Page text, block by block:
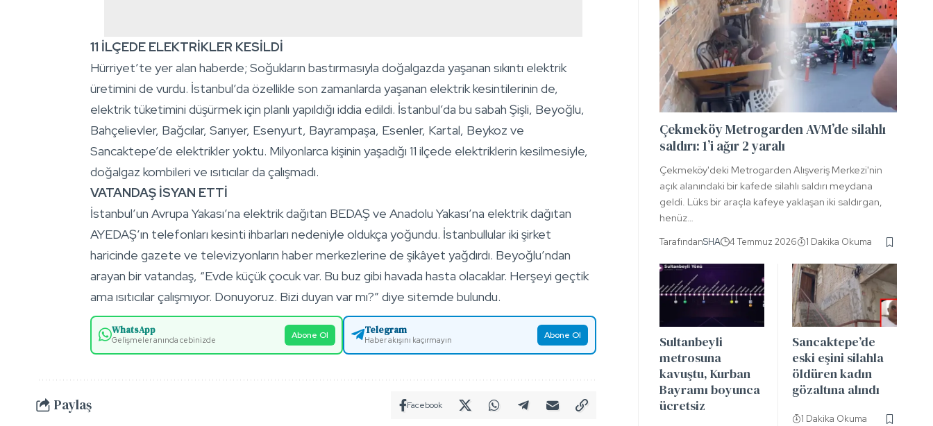
11 İLÇEDE ELEKTRİKLER KESİLDİ
Hürriyet’te yer alan haberde; Soğukların bastırmasıyla doğalgazda yaşanan sıkıntı elektrik
üretimini de vurdu. İstanbul’da özellikle son zamanlarda yaşanan elektrik kesintilerinin de,
elektrik tüketimini düşürmek için planlı yapıldığı iddia edildi. İstanbul’da bu sabah Şişli, Beyoğlu,
Bahçelievler, Bağcılar, Sarıyer, Esenyurt, Bayrampaşa, Esenler, Kartal, Beykoz ve
Sancaktepe’de elektrikler yoktu. Milyonlarca kişinin yaşadığı 11 ilçede elektriklerin kesilmesiyle,
doğalgaz kombileri ve ısıtıcılar da çalışmadı.
VATANDAŞ İSYAN ETTİ
İstanbul’un Avrupa Yakası’na elektrik dağıtan BEDAŞ ve Anadolu Yakası’na elektrik dağıtan
AYEDAŞ’ın telefonları kesinti ihbarları nedeniyle oldukça yoğundu. İstanbullular iki şirket
haricinde gazete ve televizyonların haber merkezlerine de şikâyet yağdırdı. Beyoğlu’ndan
arayan bir vatandaş, “Evde küçük çocuk var. Bu buz gibi havada hasta olacaklar. Herşeyi geçtik
ama ısıtıcılar çalışmıyor. Donuyoruz. Bizi duyan var mı?” diye sitemde bulundu.
WhatsApp
Gelişmeler anında cebinizde Abone Ol Telegram
Haber akışını kaçırmayın Abone Ol
Paylaş Facebook
Çekmeköy Metrogarden AVM’de silahlı
saldırı: 1’i ağır 2 yaralı
Çekmeköy'deki Metrogarden Alışveriş Merkezi'nin
açık alanındaki bir kafede silahlı saldırı meydana
geldi. Lüks bir araçla kafeye yaklaşan iki saldırgan,
henüz…
TarafındanSHA 4 Temmuz 2026 1 Dakika Okuma
Sultanbeyli
metrosuna
kavuştu, Kurban
Bayramı boyunca
ücretsiz
Sancaktepe’de
eski eşini silahla
öldüren kadın
gözaltına alındı
1 Dakika Okuma